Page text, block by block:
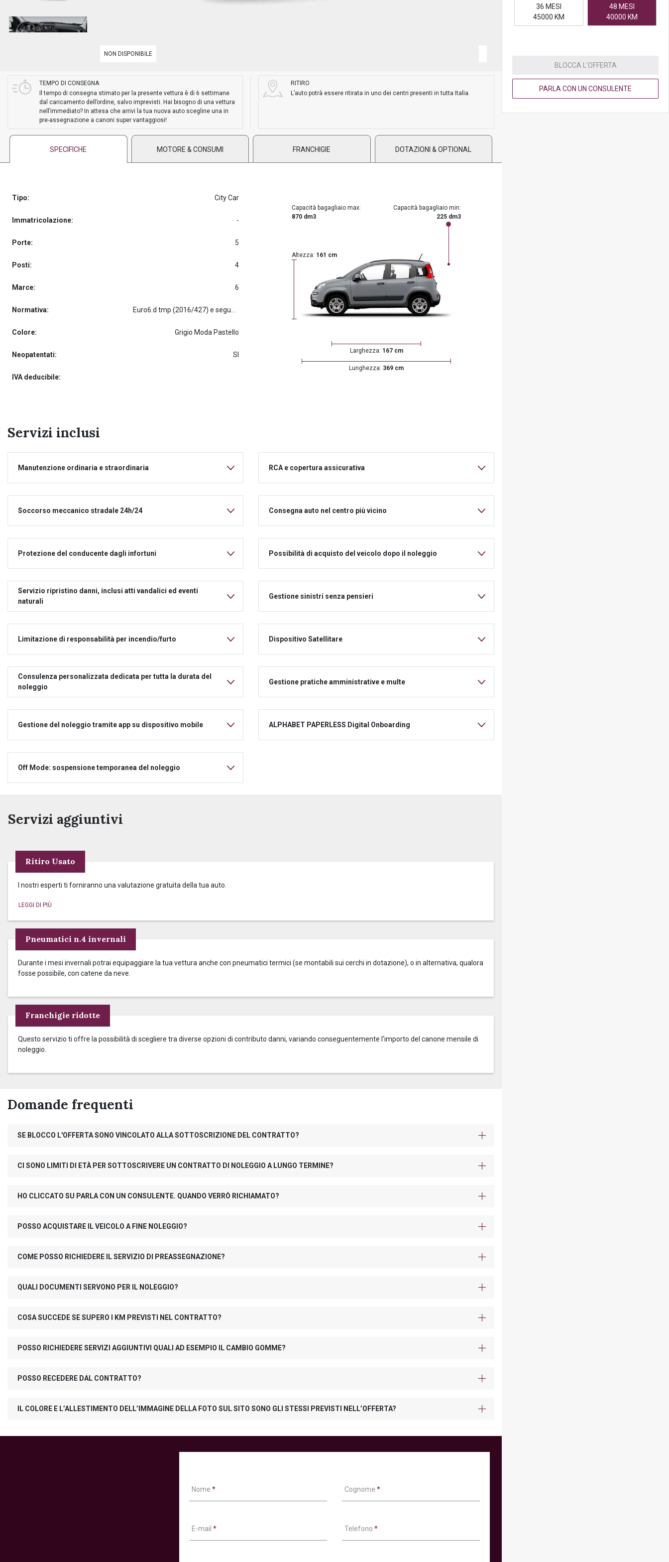
36 MESI
45000 KM
48 MESI
40000 KM
BLOCCA L'OFFERTA
PARLA CON UN CONSULENTE
NON DISPONIBILE
TEMPO DI CONSEGNA
Il tempo di consegna stimato per la presente vettura è di 6 settimane
dal caricamento dell’ordine, salvo imprevisti. Hai bisogno di una vettura
nell’immediato? In attesa che arrivi la tua nuova auto scegline una in
pre-assegnazione a canoni super vantaggiosi!
RITIRO
L’auto potrà essere ritirata in uno dei centri presenti in tutta Italia.
SPECIFICHE MOTORE & CONSUMI FRANCHIGIE DOTAZIONI & OPTIONAL
Tipo: City Car
Immatricolazione: -
Porte: 5
Posti: 4
Marce: 6
Normativa:
Colore: Grigio Moda Pastello
Neopatentati: SI
IVA deducibile:
Capacità bagagliaio max:
870 dm3
Capacità bagagliaio min:
225 dm3
Altezza: 161 cm
Larghezza: 167 cm
Lunghezza: 369 cm
Servizi inclusi
Manutenzione ordinaria e straordinaria RCA e copertura assicurativa
Soccorso meccanico stradale 24h/24 Consegna auto nel centro più vicino
Protezione del conducente dagli infortuni Possibilità di acquisto del veicolo dopo il noleggio
Servizio ripristino danni, inclusi atti vandalici ed eventi
naturali
Gestione sinistri senza pensieri
Limitazione di responsabilità per incendio/furto Dispositivo Satellitare
Consulenza personalizzata dedicata per tutta la durata del
noleggio
Gestione pratiche amministrative e multe
Gestione del noleggio tramite app su dispositivo mobile ALPHABET PAPERLESS Digital Onboarding
Off Mode: sospensione temporanea del noleggio
Servizi aggiuntivi
Ritiro Usato
I nostri esperti ti forniranno una valutazione gratuita della tua auto.
Pneumatici n.4 invernali
Durante i mesi invernali potrai equipaggiare la tua vettura anche con pneumatici termici (se montabili sui cerchi in dotazione), o in alternativa, qualora
fosse possibile, con catene da neve.
Franchigie ridotte
Questo servizio ti offre la possibilità di scegliere tra diverse opzioni di contributo danni, variando conseguentemente l'importo del canone mensile di
noleggio.
Domande frequenti
SE BLOCCO L'OFFERTA SONO VINCOLATO ALLA SOTTOSCRIZIONE DEL CONTRATTO?
CI SONO LIMITI DI ETÀ PER SOTTOSCRIVERE UN CONTRATTO DI NOLEGGIO A LUNGO TERMINE?
HO CLICCATO SU PARLA CON UN CONSULENTE. QUANDO VERRÒ RICHIAMATO?
POSSO ACQUISTARE IL VEICOLO A FINE NOLEGGIO?
COME POSSO RICHIEDERE IL SERVIZIO DI PREASSEGNAZIONE?
QUALI DOCUMENTI SERVONO PER IL NOLEGGIO?
COSA SUCCEDE SE SUPERO I KM PREVISTI NEL CONTRATTO?
POSSO RICHIEDERE SERVIZI AGGIUNTIVI QUALI AD ESEMPIO IL CAMBIO GOMME?
POSSO RECEDERE DAL CONTRATTO?
IL COLORE E L’ALLESTIMENTO DELL’IMMAGINE DELLA FOTO SUL SITO SONO GLI STESSI PREVISTI NELL’OFFERTA?
Nome * Cognome *
E-mail * Telefono *
PREASSEGNAZIONE